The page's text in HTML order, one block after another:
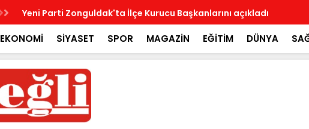
Yeni Parti Zonguldak'ta İlçe Kurucu Başkanlarını açıkladı
EKONOMİ SİYASET SPOR MAGAZİN EĞİTİM DÜNYA